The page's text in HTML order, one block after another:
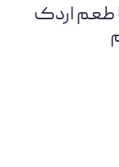
طعم اردک